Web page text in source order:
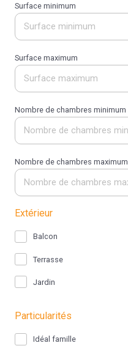
Surface minimum
Surface maximum
Nombre de chambres minimum
Nombre de chambres maximum
Extérieur
Balcon
Terrasse
Jardin
Particularités
Idéal famille